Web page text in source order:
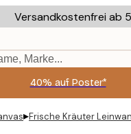
Versandkostenfrei ab
Marke...
40% auf Poster*
▸Frische Kräuter